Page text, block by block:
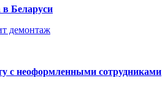
Беларуси
демонтаж
с неоформленными сотрудниками